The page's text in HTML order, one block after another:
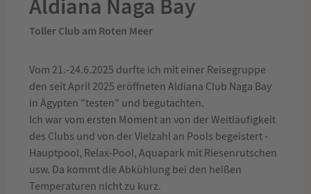
Aldiana Naga Bay
Toller Club am Roten Meer
Vom 21.-24.6.2025 durfte ich mit einer Reisegruppe
den seit April 2025 eröffneten Aldiana Club Naga Bay
in Ägypten "testen" und begutachten.
Ich war vom ersten Moment an von der Weitläufigkeit
des Clubs und von der Vielzahl an Pools begeistert -
Hauptpool, Relax-Pool, Aquapark mit Riesenrutschen
usw. Da kommt die Abkühlung bei den heißen
Temperaturen nicht zu kurz.